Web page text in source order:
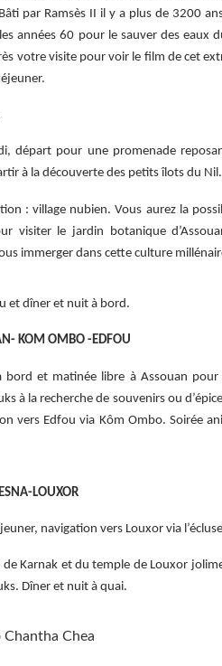
par Ramsès II il y a plus de 3200
années 60 pour le sauver des eaux
votre visite pour voir le film de cet
départ pour une promenade
à la découverte des petits îlots du Nil.
: village nubien. Vous aurez la
visiter le jardin botanique
immerger dans cette culture
et dîner et nuit à bord.
KOM OMBO -EDFOU
bord et matinée libre à Assouan
à la recherche de souvenirs ou
vers Edfou via Kôm Ombo. Soirée
LOUXOR
navigation vers Louxor via
Karnak et du temple de Louxor
Dîner et nuit à quai.